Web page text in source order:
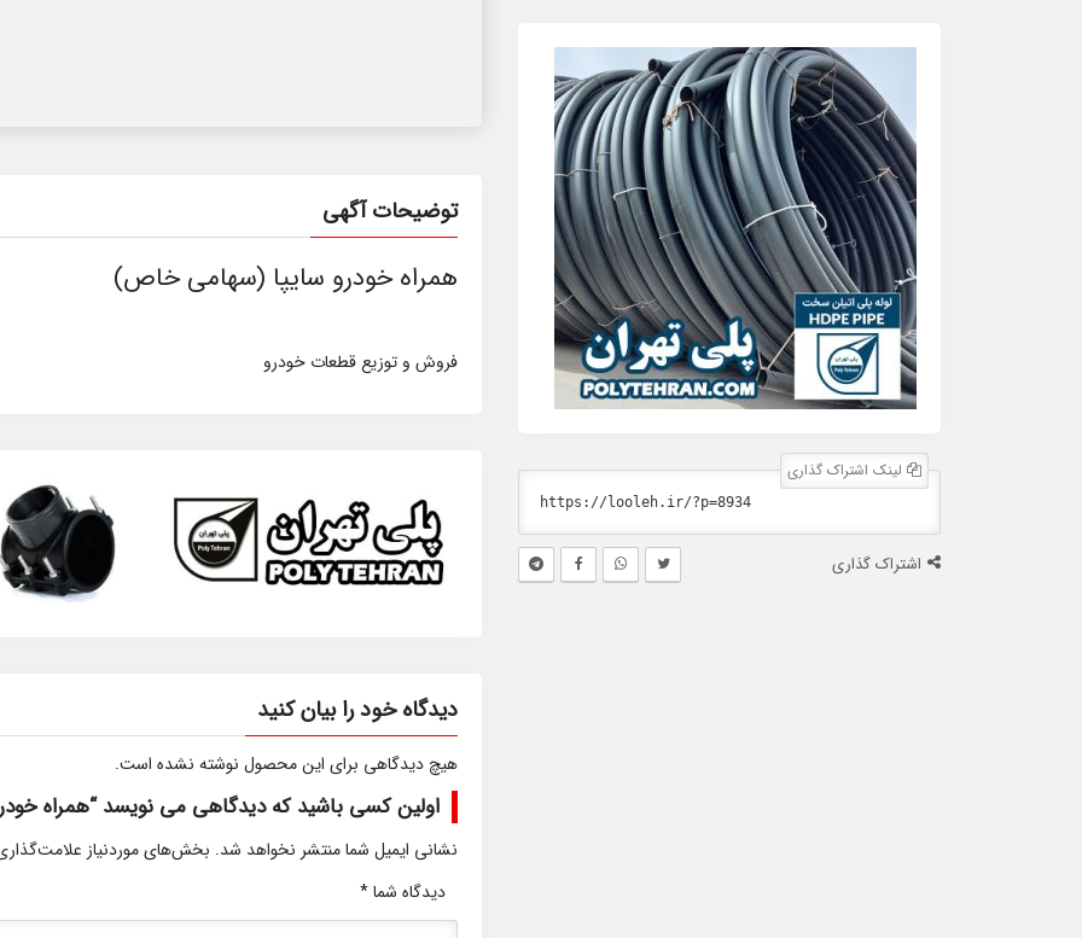
لینک اشتراک گذاری
اشتراک گذاری
توضیحات آگهی
همراه خودرو سایپا (سهامی خاص)
فروش و توزیع قطعات خودرو
دیدگاه خود را بیان کنید
هیچ دیدگاهی برای این محصول نوشته نشده است.
اولین کسی باشید که دیدگاهی می نویسد “همراه
نشانی ایمیل شما منتشر نخواهد شد. بخش‌های موردنیاز
دیدگاه شما*